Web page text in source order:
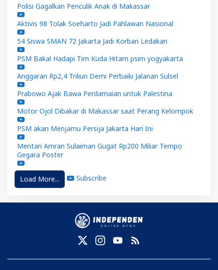
Polisi Gagalkan Penculik Anak di Makassar
Aktivis 98 Tolak Soeharto Jadi Pahlawan Nasional
54 Siswa SMAN 72 Jakarta Jadi Korban Ledakan
PSM Bakal Hadapi Tim Kuda Hitam psim yogyakarta
Anggaran Rp2,4 Triliun Demi Perbaiki Jalanan Sulsel
Prabowo Ajak Bawa Perdamaian untuk Palestina
Motor Ojol Dibakar di Makassar saat Perang Kelompok
PSM akan Menjamu Persija Jakarta Hari Ini
Mentan Amran Sulaiman Gugat Rp200 Miliar Tempo
Gegara Poster
Load More... Subscribe